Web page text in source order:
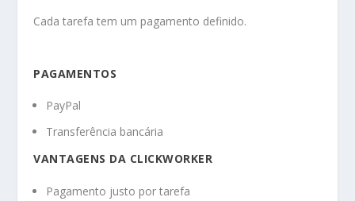
Cada tarefa tem um pagamento definido.
PAGAMENTOS
PayPal
Transferência bancária
VANTAGENS DA CLICKWORKER
Pagamento justo por tarefa